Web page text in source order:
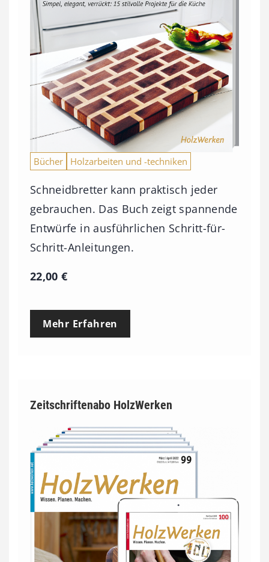
Bücher Holzarbeiten und -techniken
Schneidbretter kann praktisch jeder
gebrauchen. Das Buch zeigt spannende
Entwürfe in ausführlichen Schritt-für-
Schritt-Anleitungen.
22,00€
Mehr Erfahren
Zeitschriftenabo HolzWerken